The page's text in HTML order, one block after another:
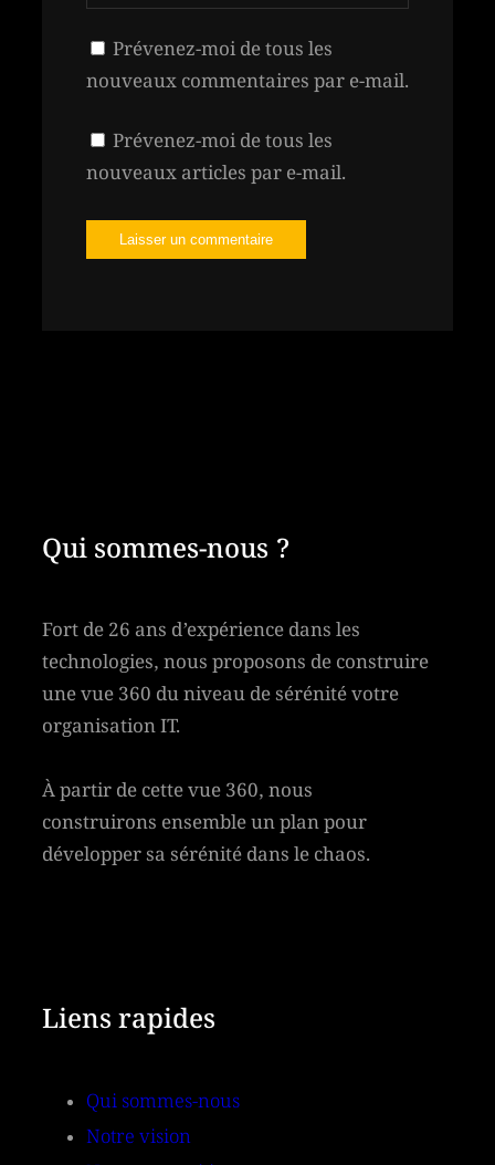
Prévenez-moi de tous les
nouveaux commentaires par e-mail.
Prévenez-moi de tous les
nouveaux articles par e-mail.
Qui sommes-nous ?
Fort de 26 ans d’expérience dans les
technologies, nous proposons de construire
une vue 360 du niveau de sérénité votre
organisation IT.
À partir de cette vue 360, nous
construirons ensemble un plan pour
développer sa sérénité dans le chaos.
Liens rapides
Qui sommes-nous
Notre vision